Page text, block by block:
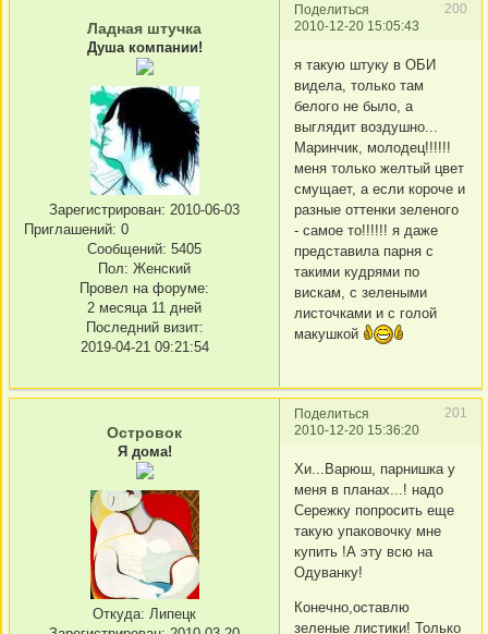
Поделиться
200
2010-12-20 15:05:43
Ладная штучка
Душа компании!
Зарегистрирован: 2010-06-03
Приглашений: 0
Сообщений: 5405
Пол: Женский
Провел на форуме:
2 месяца 11 дней
Последний визит:
2019-04-21 09:21:54
я такую штуку в ОБИ
видела, только там
белого не было, а
выглядит воздушно...
Маринчик, молодец!!!!!!
меня только желтый цвет
смущает, а если короче и
разные оттенки зеленого
- самое то!!!!!! я даже
представила парня с
такими кудрями по
вискам, с зелеными
листочками и с голой
макушкой
Поделиться
201
2010-12-20 15:36:20
Островок
Я дома!
Откуда: Липецк
Хи...Варюш, парнишка у
меня в планах...! надо
Сережку попросить еще
такую упаковочку мне
купить !А эту всю на
Одуванку!
Конечно,оставлю
зеленые листики! Только